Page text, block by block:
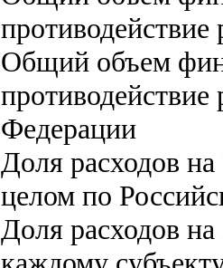
Общий объем
Федерации
Доля расходов
целом по
Доля расходов